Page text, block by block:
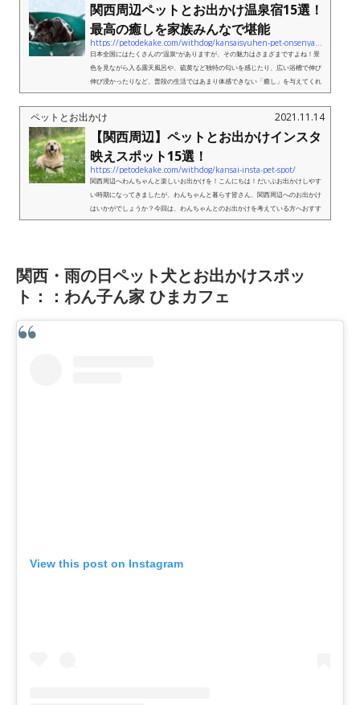
関西周辺ペットとお出かけ温泉宿15選！
最高の癒しを家族みんなで堪能
https://petodekake.com/withdog/kansaisyuhen-pet-onsenyado/
日本全国にはたくさんの”温泉”がありますが、その魅力はさまざまですよね！景
色を見ながら入る露天風呂や、硫黄など独特の匂いを感じたり、広い浴槽で伸び
伸び浸かったりなど、普段の生活ではあまり体感できない「癒し」を与えてくれ
ます。そんな癒しの場に、愛する...
ペットとお出かけ 2021.11.14
【関西周辺】ペットとお出かけインスタ
映えスポット15選！
https://petodekake.com/withdog/kansai-insta-pet-spot/
関西周辺へわんちゃんと楽しいお出かけを！こんにちは！だいぶお出かけしやす
い時期になってきましたが、わんちゃんと暮らす皆さん、関西周辺へのお出かけ
はいかがでしょうか？今回は、わんちゃんとのお出かけを考えている方へおすす
めのスポットを15か所ご紹介しま...
関西・雨の日ペット犬とお出かけスポッ
ト：：わん子ん家 ひまカフェ
View this post on Instagram